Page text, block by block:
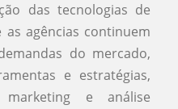
das tecnologias de
as agências continuem
do mercado,
e estratégias,
e análise